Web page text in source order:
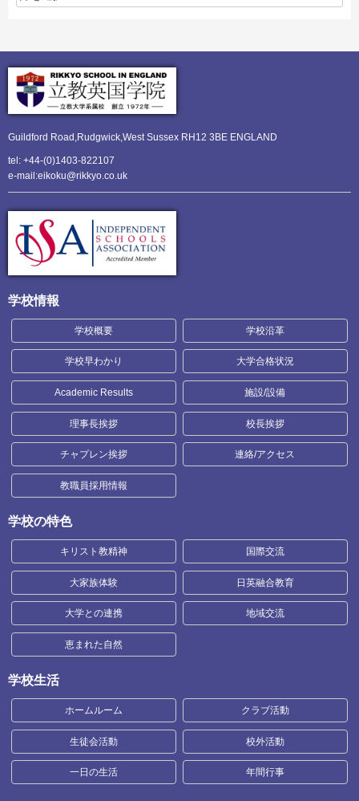
Guildford Road,Rudgwick,West Sussex RH12 3BE ENGLAND
tel: +44-(0)1403-822107
e-mail:eikoku@rikkyo.co.uk
学校情報
学校概要 学校沿革
学校早わかり 大学合格状況
Academic Results 施設/設備
理事長挨拶 校長挨拶
チャプレン挨拶 連絡/アクセス
教職員採用情報
学校の特色
キリスト教精神 国際交流
大家族体験 日英融合教育
大学との連携 地域交流
恵まれた自然
学校生活
ホームルーム クラブ活動
生徒会活動 校外活動
一日の生活 年間行事